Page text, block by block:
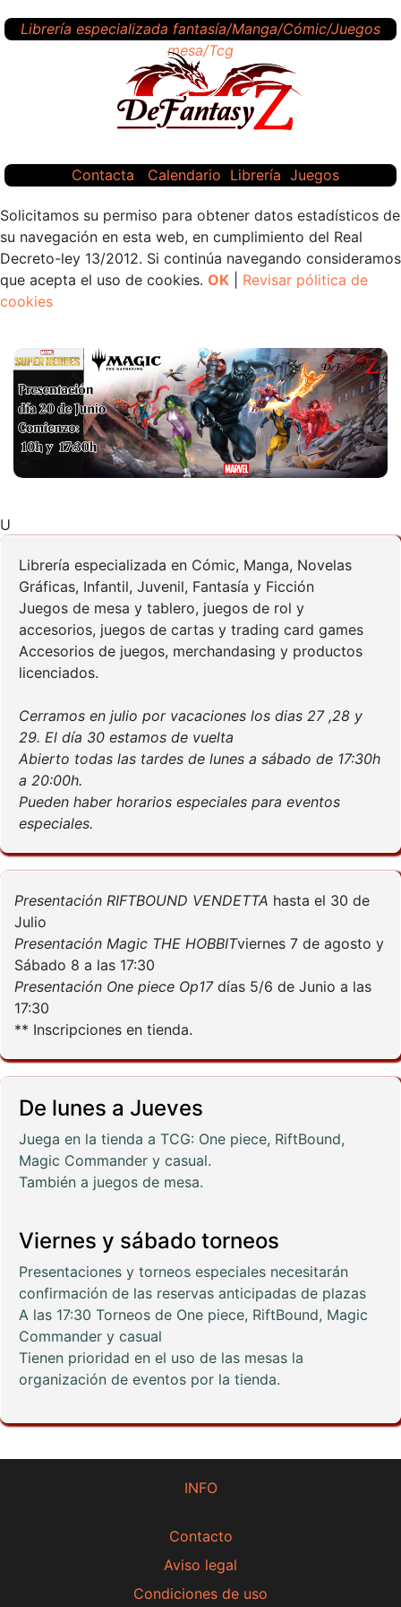
Librería especializada fantasía/Manga/Cómic/Juegos
mesa/Tcg
Contacta Calendario Librería Juegos
Solicitamos su permiso para obtener datos estadísticos de
su navegación en esta web, en cumplimiento del Real
Decreto-ley 13/2012. Si continúa navegando consideramos
que acepta el uso de cookies. OK
Revisar pólitica de
cookies
U
Librería especializada en Cómic, Manga, Novelas
Gráficas, Infantil, Juvenil, Fantasía y Ficción
Juegos de mesa y tablero, juegos de rol y
accesorios, juegos de cartas y trading card games
Accesorios de juegos, merchandasing y productos
licenciados.
Cerramos en julio por vacaciones los dias 27 ,28 y
29. El día 30 estamos de vuelta
Abierto todas las tardes de lunes a sábado de 17:30h
a 20:00h.
Pueden haber horarios especiales para eventos
especiales.
Presentación RIFTBOUND VENDETTA hasta el 30 de
Julio
Presentación Magic THE HOBBITviernes 7 de agosto y
Sábado 8 a las 17:30
Presentación One piece Op17días 5/6 de Junio a las
17:30
** Inscripciones en tienda.
De lunes a Jueves
Juega en la tienda a TCG: One piece, RiftBound,
Magic Commander y casual.
También a juegos de mesa.
Viernes y sábado torneos
Presentaciones y torneos especiales necesitarán
confirmación de las reservas anticipadas de plazas
A las 17:30 Torneos de One piece, RiftBound, Magic
Commander y casual
Tienen prioridad en el uso de las mesas la
organización de eventos por la tienda.
INFO
Contacto
Aviso legal
Condiciones de uso